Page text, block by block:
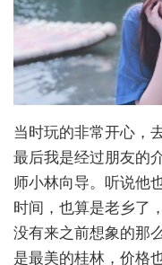
当时玩的非常开心，
最后我是经过朋友的
师小林向导。听说他
时间，也算是老乡了
没有来之前想象的那
是最美的桂林，价格